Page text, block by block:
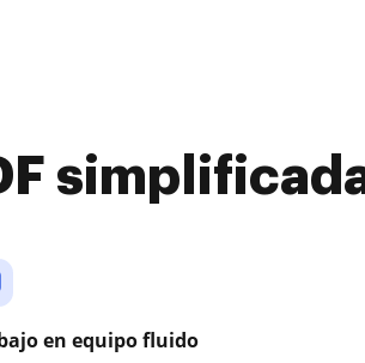
en equipo fluido